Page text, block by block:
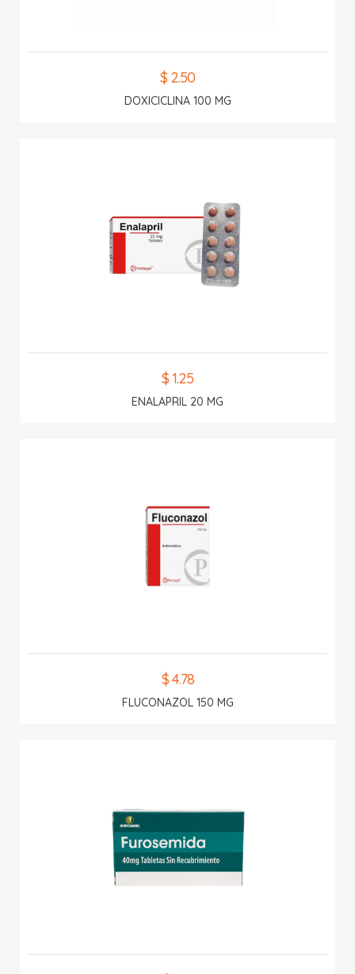
$ 2.50
DOXICICLINA 100 MG
$ 1.25
ENALAPRIL 20 MG
$ 4.78
FLUCONAZOL 150 MG